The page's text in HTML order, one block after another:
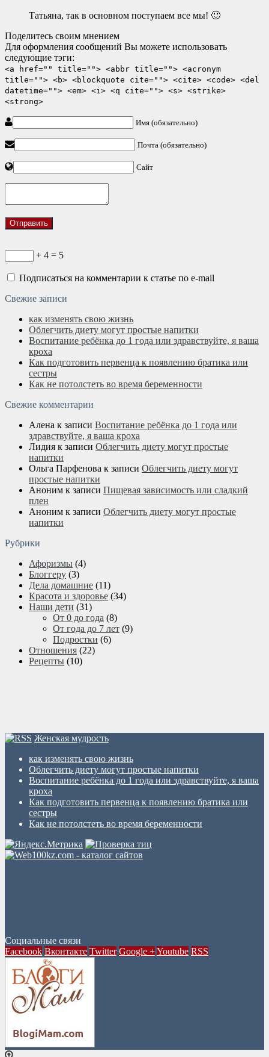
Татьяна, так в основном поступаем все мы! 🙂
Поделитесь своим мнением
Для оформления сообщений Вы можете использовать
следующие тэги:
<a href="" title=""> <abbr title=""> <acronym
title=""> <b> <blockquote cite=""> <cite> <code> <del
datetime=""> <em> <i> <q cite=""> <s> <strike>
<strong>
Имя (обязательно)
Почта (обязательно)
Сайт
+ 4 = 5
Подписаться на комментарии к статье по e-mail
Свежие записи
как изменять свою жизнь
Облегчить диету могут простые напитки
Воспитание ребёнка до 1 года или здравствуйте, я ваша
кроха
Как подготовить первенца к появлению братика или
сестры
Как не потолстеть во время беременности
Свежие комментарии
Алена к записи Воспитание ребёнка до 1 года или
здравствуйте, я ваша кроха
Лидия к записи Облегчить диету могут простые
напитки
Ольга Парфенова к записи Облегчить диету могут
простые напитки
Аноним к записи Пищевая зависимость или сладкий
плен
Аноним к записи Облегчить диету могут простые
напитки
Рубрики
Афоризмы (4)
Блоггеру (3)
Дела домашние (11)
Красота и здоровье (34)
Наши дети (31)
От 0 до года (8)
От года до 7 лет (9)
Подростки (6)
Отношения (22)
Рецепты (10)
Женская мудрость
как изменять свою жизнь
Облегчить диету могут простые напитки
Воспитание ребёнка до 1 года или здравствуйте, я ваша
кроха
Как подготовить первенца к появлению братика или
сестры
Как не потолстеть во время беременности
Социальные связи
Facebook Вконтакте Twitter Google +Youtube RSS